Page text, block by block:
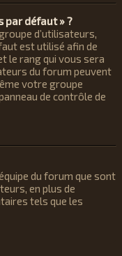
par défaut » ?
d’utilisateurs,
est utilisé afin de
le rang qui vous sera
du forum peuvent
votre groupe
de contrôle de
du forum que sont
en plus de
tels que les